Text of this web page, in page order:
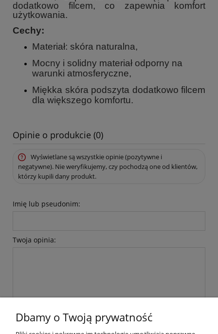
dodatkowo filcem, co zapewnia komfort
użytkowania.
Cechy:
Materiał: skóra naturalna,
Mocny i solidny materiał odporny na
warunki atmosferyczne,
Miękka skóra podszyta dodatkowo filcem
dla większego komfortu.
Opinie o produkcie (0)
Wyświetlane są wszystkie opinie (pozytywne i
negatywne). Nie weryfikujemy, czy pochodzą one od klientów,
którzy kupili dany produkt.
Imię lub pseudonim:
Twoja opinia:
Dbamy o Twoją prywatność